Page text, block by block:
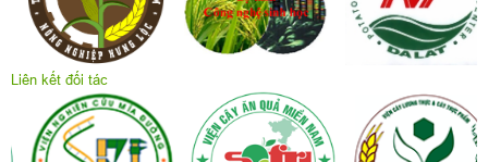
Liên kết đối tác